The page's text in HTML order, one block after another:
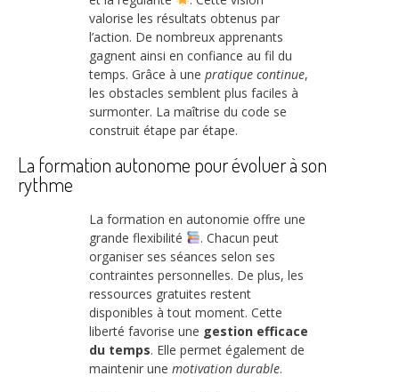
valorise les résultats obtenus par
l’action. De nombreux apprenants
gagnent ainsi en confiance au fil du
temps. Grâce à une pratique continue,
les obstacles semblent plus faciles à
surmonter. La maîtrise du code se
construit étape par étape.
La formation autonome pour évoluer à son
rythme
La formation en autonomie offre une
grande flexibilité
. Chacun peut
organiser ses séances selon ses
contraintes personnelles. De plus, les
ressources gratuites restent
disponibles à tout moment. Cette
liberté favorise une gestion efficace
du temps. Elle permet également de
maintenir une motivation durable.